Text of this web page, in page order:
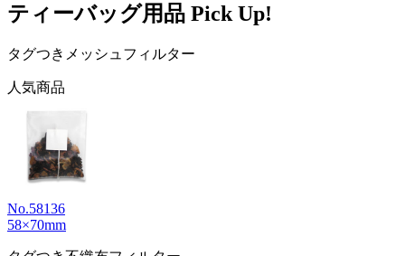
ティーバッグ用品 Pick Up!
タグつきメッシュフィルター
人気商品
No.58136
58×70mm